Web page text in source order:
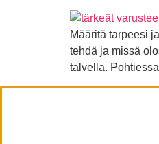
Määritä tarpeesi
tehdä ja missä
talvella.